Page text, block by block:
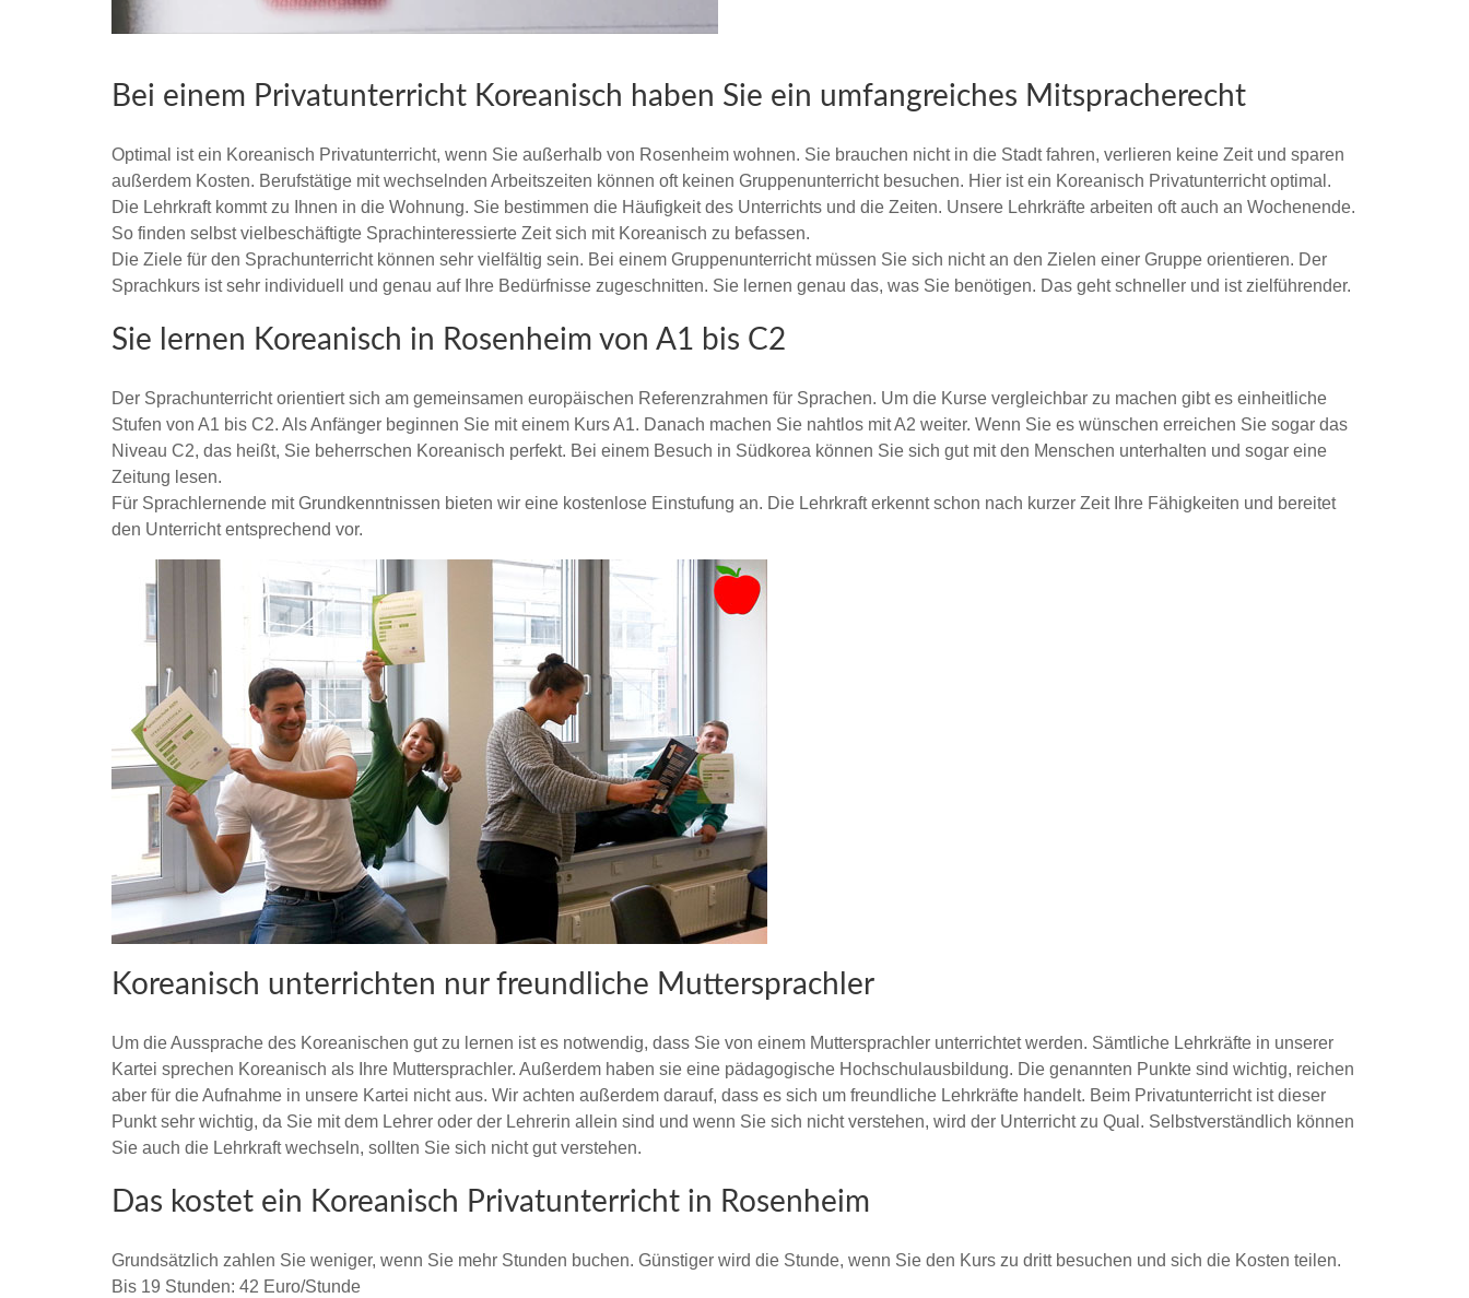
Bei einem Privatunterricht Koreanisch haben Sie ein umfangreiches Mitspracherecht
Optimal ist ein Koreanisch Privatunterricht, wenn Sie außerhalb von Rosenheim wohnen. Sie brauchen nicht in die Stadt fahren, verlieren keine Zeit und sparen
außerdem Kosten. Berufstätige mit wechselnden Arbeitszeiten können oft keinen Gruppenunterricht besuchen. Hier ist ein Koreanisch Privatunterricht optimal.
Die Lehrkraft kommt zu Ihnen in die Wohnung. Sie bestimmen die Häufigkeit des Unterrichts und die Zeiten. Unsere Lehrkräfte arbeiten oft auch an Wochenende.
So finden selbst vielbeschäftigte Sprachinteressierte Zeit sich mit Koreanisch zu befassen.
Die Ziele für den Sprachunterricht können sehr vielfältig sein. Bei einem Gruppenunterricht müssen Sie sich nicht an den Zielen einer Gruppe orientieren. Der
Sprachkurs ist sehr individuell und genau auf Ihre Bedürfnisse zugeschnitten. Sie lernen genau das, was Sie benötigen. Das geht schneller und ist zielführender.
Sie lernen Koreanisch in Rosenheim von A1 bis C2
Der Sprachunterricht orientiert sich am gemeinsamen europäischen Referenzrahmen für Sprachen. Um die Kurse vergleichbar zu machen gibt es einheitliche
Stufen von A1 bis C2. Als Anfänger beginnen Sie mit einem Kurs A1. Danach machen Sie nahtlos mit A2 weiter. Wenn Sie es wünschen erreichen Sie sogar das
Niveau C2, das heißt, Sie beherrschen Koreanisch perfekt. Bei einem Besuch in Südkorea können Sie sich gut mit den Menschen unterhalten und sogar eine
Zeitung lesen.
Für Sprachlernende mit Grundkenntnissen bieten wir eine kostenlose Einstufung an. Die Lehrkraft erkennt schon nach kurzer Zeit Ihre Fähigkeiten und bereitet
den Unterricht entsprechend vor.
Koreanisch unterrichten nur freundliche Muttersprachler
Um die Aussprache des Koreanischen gut zu lernen ist es notwendig, dass Sie von einem Muttersprachler unterrichtet werden. Sämtliche Lehrkräfte in unserer
Kartei sprechen Koreanisch als Ihre Muttersprachler. Außerdem haben sie eine pädagogische Hochschulausbildung. Die genannten Punkte sind wichtig, reichen
aber für die Aufnahme in unsere Kartei nicht aus. Wir achten außerdem darauf, dass es sich um freundliche Lehrkräfte handelt. Beim Privatunterricht ist dieser
Punkt sehr wichtig, da Sie mit dem Lehrer oder der Lehrerin allein sind und wenn Sie sich nicht verstehen, wird der Unterricht zu Qual. Selbstverständlich können
Sie auch die Lehrkraft wechseln, sollten Sie sich nicht gut verstehen.
Das kostet ein Koreanisch Privatunterricht in Rosenheim
Grundsätzlich zahlen Sie weniger, wenn Sie mehr Stunden buchen. Günstiger wird die Stunde, wenn Sie den Kurs zu dritt besuchen und sich die Kosten teilen.
Bis 19 Stunden: 42 Euro/Stunde